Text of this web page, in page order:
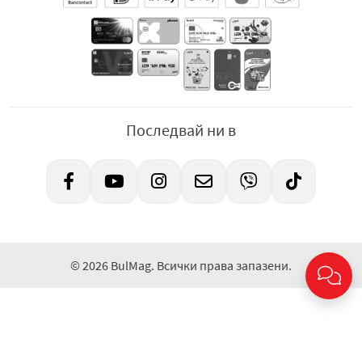
Последвай ни в
© 2026 BulMag. Всички права запазени.